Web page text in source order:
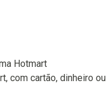
Hotmart
com cartão, dinheiro